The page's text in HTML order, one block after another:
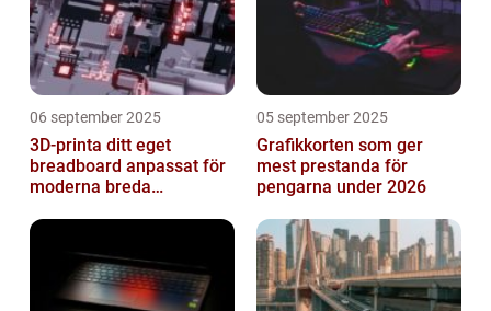
06 september 2025
3D-printa ditt eget
breadboard anpassat för
moderna breda
05 september 2025
Grafikkorten som ger
mest prestanda för
pengarna under 2026